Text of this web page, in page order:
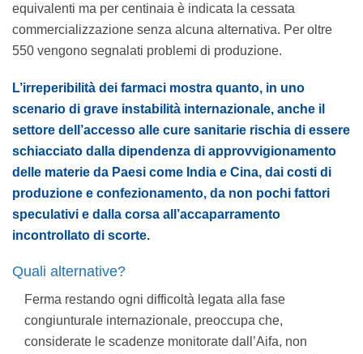
equivalenti ma per centinaia è indicata la cessata
commercializzazione senza alcuna alternativa. Per oltre
550 vengono segnalati problemi di produzione.
L’irreperibilità dei farmaci mostra quanto, in uno
scenario di grave instabilità internazionale, anche il
settore dell’accesso alle cure sanitarie rischia di essere
schiacciato dalla dipendenza di approvvigionamento
delle materie da Paesi come India e Cina, dai costi di
produzione e confezionamento, da non pochi fattori
speculativi e dalla corsa all’accaparramento
incontrollato di scorte.
Quali alternative?
Ferma restando ogni difficoltà legata alla fase
congiunturale internazionale, preoccupa che,
considerate le scadenze monitorate dall’Aifa, non